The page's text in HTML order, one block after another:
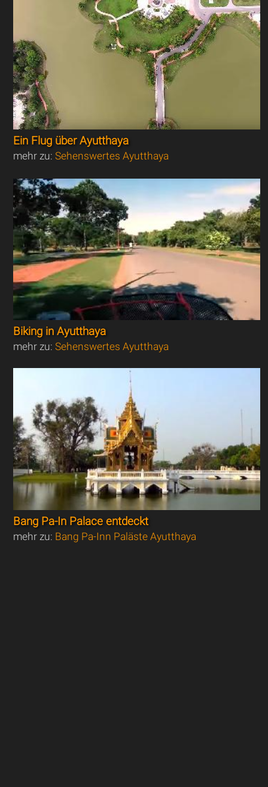
Ein Flug über Ayutthaya
mehr zu:Sehenswertes Ayutthaya
Biking in Ayutthaya
mehr zu:Sehenswertes Ayutthaya
Bang Pa-In Palace entdeckt
mehr zu: Bang Pa-Inn Paläste Ayutthaya